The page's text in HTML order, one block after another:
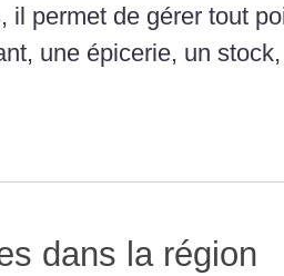
il permet de gérer tout
une épicerie, un
dans la région